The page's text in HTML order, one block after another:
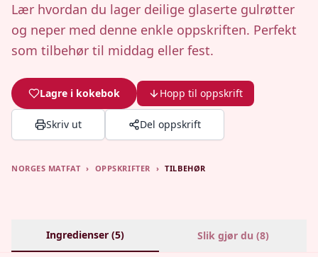
Lær hvordan du lager deilige glaserte gulrøtter
og neper med denne enkle oppskriften. Perfekt
som tilbehør til middag eller fest.
Lagre i kokebok Hopp til oppskrift
Skriv ut Del oppskrift
NORGES MATFAT › OPPSKRIFTER › TILBEHØR
Ingredienser (5) Slik gjør du (8)